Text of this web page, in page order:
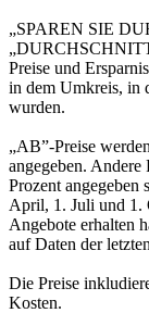
„SPAREN SIE
Preise und
in dem Umkreis, in
wurden.
„AB”-Preise
angegeben. Andere
Prozent angegeben
April, 1. Juli und 1.
Angebote erhalten
auf Daten der
Die Preise
Kosten.